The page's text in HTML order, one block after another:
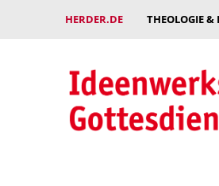
HERDER.DE THEOLOGIE &